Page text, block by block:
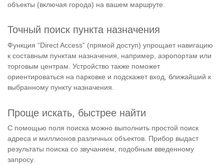
объекты (включая города) на вашем маршруте.
Точный поиск пункта назначения
Функция “Direct Access” (прямой доступ) упрощает навигацию
к составным пунктам назначения, например, аэропортам или
торговым центрам. Устройство также поможет
ориентироваться на парковке и подскажет вход, ближайший к
выбранному пункту назначения.
Проще искать, быстрее найти
С помощью поля поиска можно выполнить простой поиск
адреса и миллионов различных объектов. Прибор выдаст
результаты поиска со звучанием, подобным введенному
запросу.